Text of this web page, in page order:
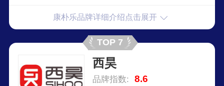
康朴乐品牌详细介绍点击展开
TOP 7
西昊
品牌指数: 8.6